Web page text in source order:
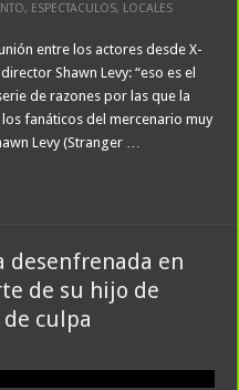
, ESPECTACULOS, LOCALES
entre los actores desde X-
Shawn Levy: “eso es el
de razones por las que la
fanáticos del mercenario muy
Levy (Stranger …
desenfrenada en
de su hijo de
culpa